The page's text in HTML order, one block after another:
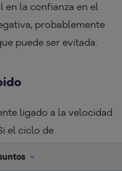
en la confianza en el
probablemente
puede ser evitada.
ligado a la velocidad
el ciclo de
e ignorando la